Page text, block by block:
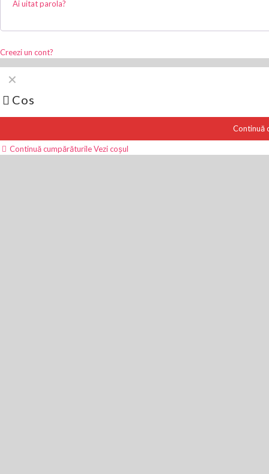
Ai uitat parola?
Creezi un cont?
✕
Cos
Continuă
Continuă cumpărăturileVezi coșul